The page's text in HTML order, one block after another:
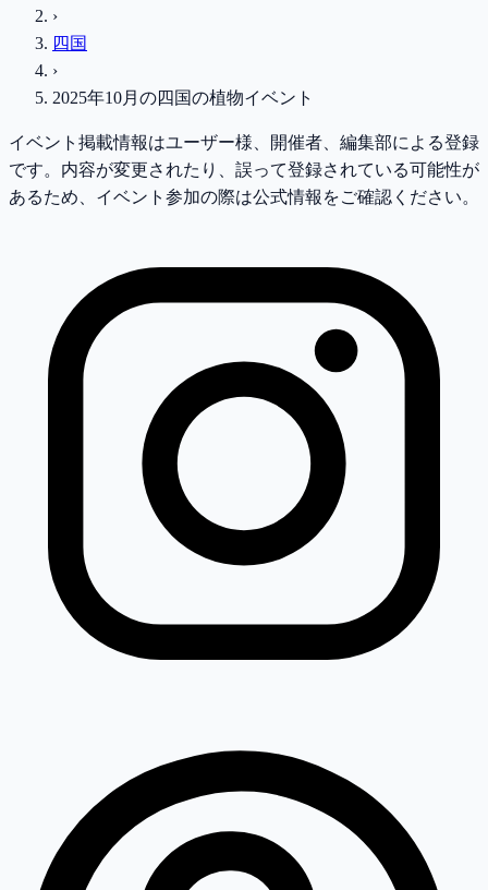
›
四国
›
2025年10月 の四国の植物イベント
イベント掲載情報はユーザー様、開催者、編集部による登録
です。内容が変更されたり、誤って登録されている可能性が
あるため、イベント参加の際は公式情報をご確認ください。